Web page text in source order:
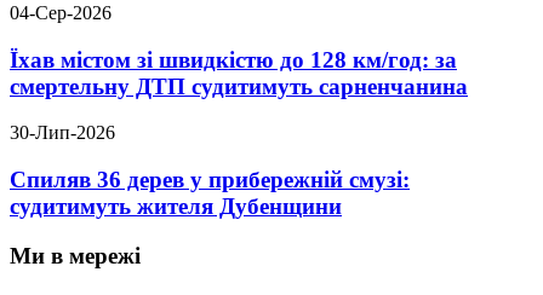
04-Сер-2026
Їхав містом зі швидкістю до 128 км/год: за
смертельну ДТП судитимуть сарненчанина
30-Лип-2026
Спиляв 36 дерев у прибережній смузі:
судитимуть жителя Дубенщини
Ми в мережі